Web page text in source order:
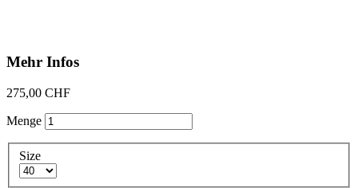
Mehr Infos
275,00 CHF
Menge
Size